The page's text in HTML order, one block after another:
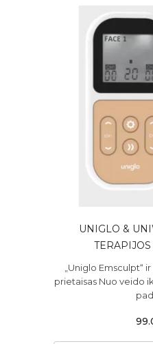
UNIGLO &
„Uniglo Emsculpt“
prietaisas Nuo veido